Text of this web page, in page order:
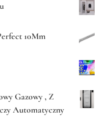
10Mm
Gazowy , Z
Automatyczny